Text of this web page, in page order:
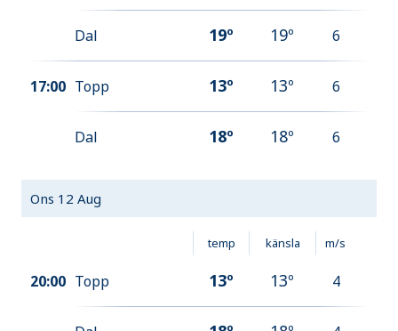
Dal 19º 19º 6
17:00 Topp 13º 13º 6
Dal 18º 18º 6
Ons 12 Aug
temp känsla m/s
20:00 Topp 13º 13º 4